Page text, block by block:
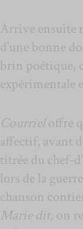
Arrive ensuite
d’une bonne
brin poétique,
expérimentale
Courrieloffre
affectif, avant
titrée du chef-
lors de la
chanson
Marie dit, on